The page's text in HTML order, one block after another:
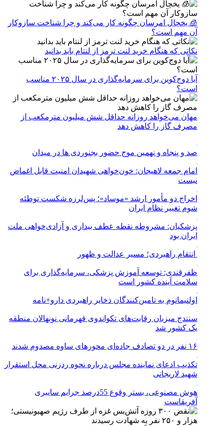
🧊 یخچال امرسان چگونه کار می‌کند و چرا شناخت سازوکار
آن مهم است؟
نکاتی که هنگام خرید لنت ترمز از لنتام باید بدانید
آیا دوج‌کوین برای سرمایه‌گذاری در سال ۲۰۲۵ مناسب
است؟
مهان می‌خواهد روزانه حداقل شش میلیون مترمکعب از
مصرف گاز را کاهش دهد
صد و پنجاه و نهمین موج حضور بجنوردی ها در میدان
امام جمعه لاهیجان: خون‌خواهی شهیدان امنیت قابل اغماض
نیست
اخراج دو مأمور ارشد «موساد»؛ پس‌لرزه شکست توطئه
شوم تغییر نظام ایران
پزشکیان: مشروطه نقطه عطف بیداری و آزادی‌خواهی ملت
ایران بود
انتقام راهبردی؛ مسیر عدالت و ظهور
ظفرقندی: توسعه آموزش پزشکی، سرمایه‌گذاری برای
سلامت آینده کشور است
اولتیماتوم به تامین‌کنندگان ذخایر راهبردی دارو+نامه
سنندج میزبان رقابت‌های تکواندوی قهرمانی نونهالان منطقه
یک کشور شد
۱۶ نفر در دو تصادف جاده‌ای محورهای ساوه مصدوم شدند
تکذیب ادعای نماینده مجلس درباره نحوه ردزنی محل استقرار
شهید لاریجانی
هوش مصنوعی، بستر وقوع 55درصد جرایم سایبری
آفریقاست